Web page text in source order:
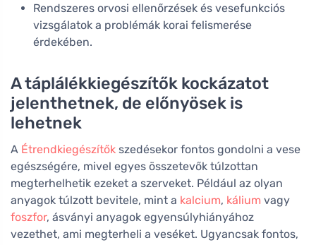
Rendszeres orvosi ellenőrzések és vesefunkciós
vizsgálatok a problémák korai felismerése
érdekében.
A táplálékkiegészítők kockázatot
jelenthetnek, de előnyösek is
lehetnek
A Étrendkiegészítők szedésekor fontos gondolni a vese
egészségére, mivel egyes összetevők túlzottan
megterhelhetik ezeket a szerveket. Például az olyan
anyagok túlzott bevitele, mint a kalcium, kálium vagy
foszfor, ásványi anyagok egyensúlyhiányához
vezethet, ami megterheli a veséket. Ugyancsak fontos,